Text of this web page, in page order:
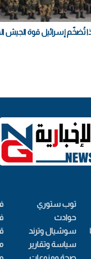
تُضخّم إسرائيل قوة الجيش
توب ستوري
حوادث
سوشيال وترند
سياسة وتقارير